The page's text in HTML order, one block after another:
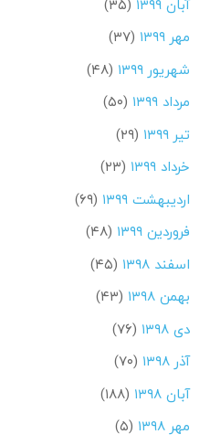
مهر ۱۳۹۹
(۳۷)
شهریور ۱۳۹۹
(۴۸)
مرداد ۱۳۹۹
(۵۰)
تیر ۱۳۹۹
(۲۹)
خرداد ۱۳۹۹
(۲۳)
اردیبهشت ۱۳۹۹
(۶۹)
فروردین ۱۳۹۹
(۴۸)
اسفند ۱۳۹۸
(۴۵)
بهمن ۱۳۹۸
(۴۳)
دی ۱۳۹۸
(۷۶)
آذر ۱۳۹۸
(۷۰)
آبان ۱۳۹۸
(۱۸۸)
مهر ۱۳۹۸
(۵)